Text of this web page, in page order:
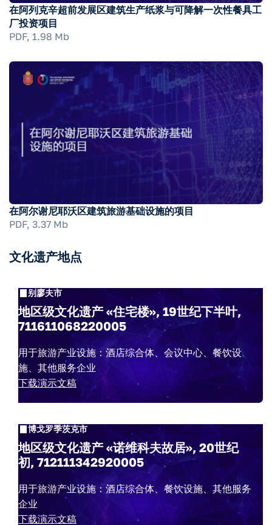
PDF, 1.98 Mb
在阿列克辛超前发展区建筑生产纸浆与可降解一次性餐具工
厂投资项目
PDF, 3.37 Mb
在阿尔谢尼耶沃区建筑旅游基础设施的项目
文化遗产地点
别廖夫市
地区级文化遗产 «住宅楼», 19世纪下半叶,
711611068220005
用于旅游产业设施：酒店综合体、会议中心、餐饮设
施、其他服务企业
下载演示文稿
博戈罗季茨克市
地区级文化遗产 «诺维科夫故居», 20世纪
初, 712111342920005
用于旅游产业设施：酒店综合体、餐饮设施、其他服务
企业
下载演示文稿